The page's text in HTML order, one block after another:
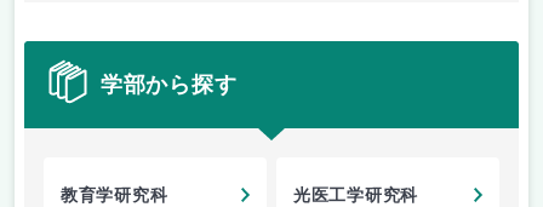
学部から探す
教育学研究科 光医工学研究科